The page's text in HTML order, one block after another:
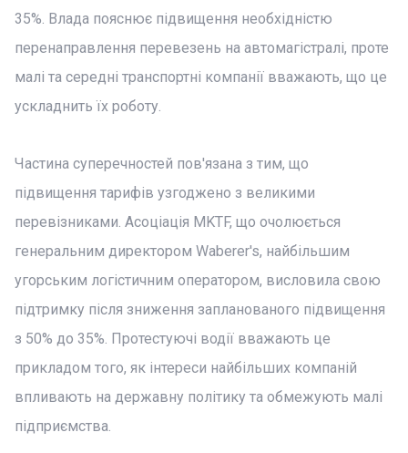
35%. Влада пояснює підвищення необхідністю
перенаправлення перевезень на автомагістралі, проте
малі та середні транспортні компанії вважають, що це
ускладнить їх роботу.
Частина суперечностей пов'язана з тим, що
підвищення тарифів узгоджено з великими
перевізниками. Асоціація MKTF, що очолюється
генеральним директором Waberer's, найбільшим
угорським логістичним оператором, висловила свою
підтримку після зниження запланованого підвищення
з 50% до 35%. Протестуючі водії вважають це
прикладом того, як інтереси найбільших компаній
впливають на державну політику та обмежують малі
підприємства.